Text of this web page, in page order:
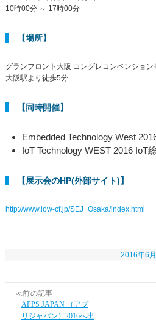
10時00分 ～ 17時00分
【場所】
グランフロント大阪 コングレコンベンション
大阪駅より徒歩5分
【同時開催】
Embedded Technology West
IoT Technology WEST 2016 IoT
【展示会のHP(外部サイト)】
http://www.low-cf.jp/SEJ_Osaka/index.html
2016年6
≪前の記事
APPS JAPAN （アプ
リジャパン）2016へ出